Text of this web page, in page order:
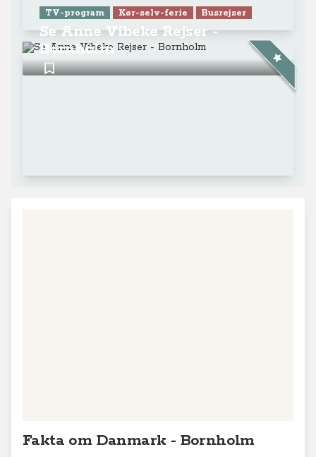
TV-program Kør-selv-ferie Busrejser
Se Anne Vibeke Rejser -
Bornholm
Fakta om Danmark - Bornholm